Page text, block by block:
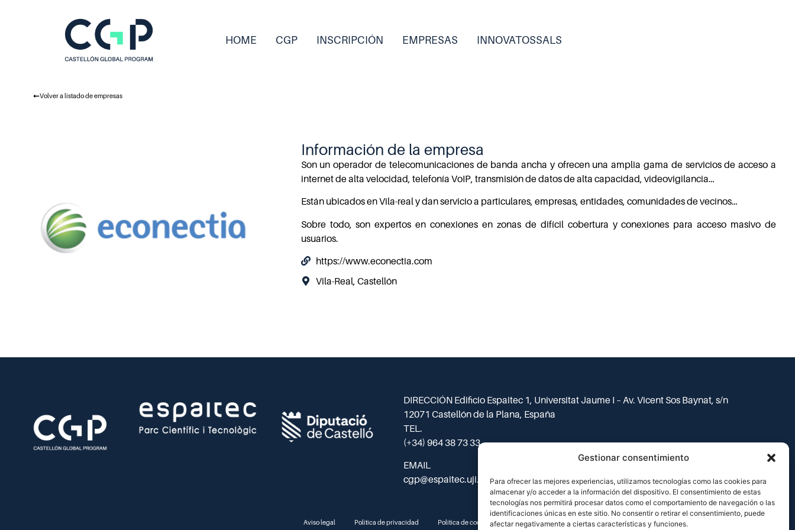
Gestionar consentimiento
Para ofrecer las mejores experiencias, utilizamos tecnologías como las cookies para
almacenar y/o acceder a la información del dispositivo. El consentimiento de estas
tecnologías nos permitirá procesar datos como el comportamiento de navegación o las
identificaciones únicas en este sitio. No consentir o retirar el consentimiento, puede
afectar negativamente a ciertas características y funciones.
HOME CGP INSCRIPCIÓN EMPRESAS INNOVATOSSALS
Volver a listado de empresas
Información de la empresa
Son un operador de telecomunicaciones de banda ancha y ofrecen una amplia gama de servicios de acceso a
internet de alta velocidad, telefonía VoIP, transmisión de datos de alta capacidad, videovigilancia…
Están ubicados en Vila-real y dan servicio a particulares, empresas, entidades, comunidades de vecinos…
Sobre todo, son expertos en conexiones en zonas de difícil cobertura y conexiones para acceso masivo de
usuarios.
https://www.econectia.com
Vila-Real, Castellón
DIRECCIÓN Edificio Espaitec 1, Universitat Jaume I – Av. Vicent Sos Baynat, s/n
12071 Castellón de la Plana, España
TEL.
(+34) 964 38 73 33
EMAIL
cgp@espaitec.uji.es
Aviso legal Política de privacidad Política de cookies